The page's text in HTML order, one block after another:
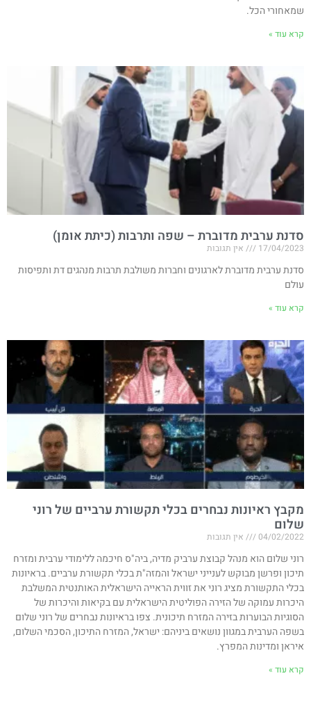
שמאחורי הכל.
קרא עוד »
סדנת ערבית מדוברת – שפה ותרבות (כיתת אומן)
17/04/2023 אין תגובות
סדנת ערבית מדוברת לארגונים וחברות משולבת תרבות מנהגים דת ותפיסות
עולם
קרא עוד »
מקבץ ראיונות נבחרים בכלי תקשורת ערביים של רוני
שלום
04/02/2022 אין תגובות
רוני שלום הוא מנהל קבוצת ערביק מדיה, ביה"ס חיכמה ללימודי ערבית ומזרח
תיכון ופרשן מבוקש לענייני ישראל והמזה"ת בכלי תקשורת ערביים. בראיונות
בכלי התקשורת מציג רוני את זווית הראייה הישראלית האותנטית המשלבת
היכרות עמוקה של הזירה הפוליטית הישראלית עם בקיאות והיכרות של
הסוגיות הבוערות בזירה המזרח תיכונית. צפו בראיונות נבחרים של רוני שלום
בשפה הערבית במגוון נושאים ביניהם: ישראל, המזרח התיכון, הסכמי השלום,
איראן ומדינות המפרץ.
קרא עוד »